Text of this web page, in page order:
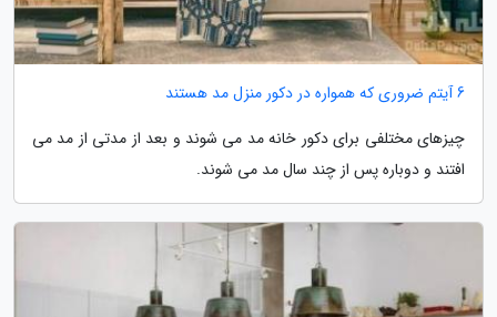
6 آیتم ضروری که همواره در دکور منزل مد هستند
چیزهای مختلفی برای دکور خانه مد می شوند و بعد از مدتی از مد می
افتند و دوباره پس از چند سال مد می شوند.